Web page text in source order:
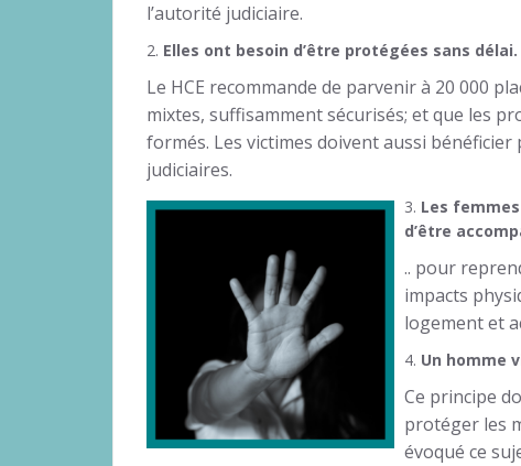
l’autorité judiciaire.
2. Elles ont besoin d’être protégées sans délai.
Le HCE recommande de parvenir à 20 000
mixtes, suffisamment sécurisés; et que les
formés. Les victimes doivent aussi
judiciaires.
3. Les
d’être
.. pour
impacts
logement et
4. Un homme
Ce principe
protéger les
évoqué ce